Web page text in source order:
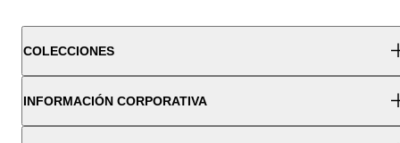
COLECCIONES
INFORMACIÓN CORPORATIVA